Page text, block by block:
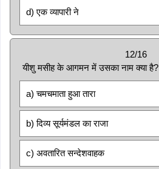
d) एक व्यापारी ने
12/16
यीशु मसीह के आगमन में उसका नाम क्या है?
a) चमचमाता हुआ तारा
b) दिव्य सूर्यमंडल का राजा
c) अवतारित सन्देशवाहक